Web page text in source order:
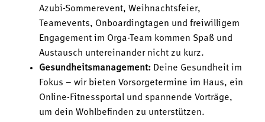
Azubi-Sommerevent, Weihnachtsfeier,
Teamevents, Onboardingtagen und freiwilligem
Engagement im Orga-Team kommen Spaß und
Austausch untereinander nicht zu kurz.
Gesundheitsmanagement: Deine Gesundheit im
Fokus – wir bieten Vorsorgetermine im Haus, ein
Online-Fitnessportal und spannende Vorträge,
um dein Wohlbefinden zu unterstützen.